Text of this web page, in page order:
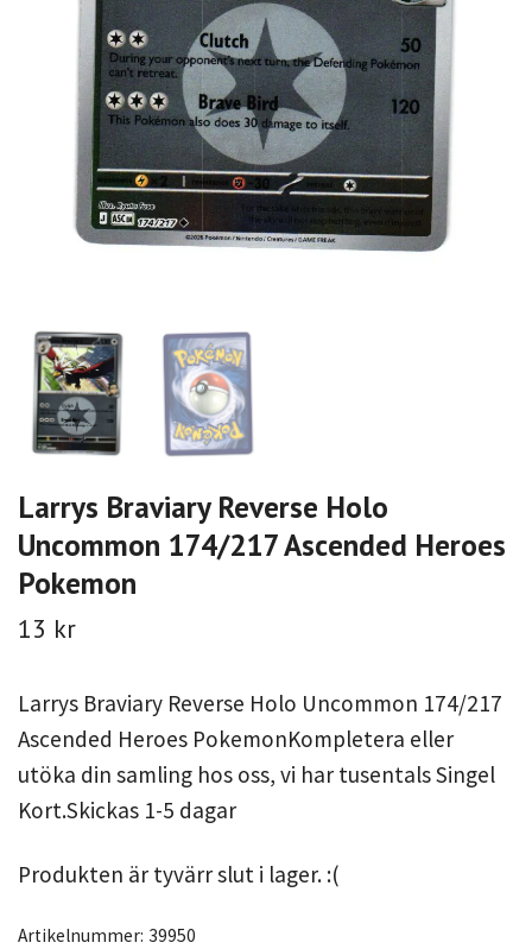
Larrys Braviary Reverse Holo
Uncommon 174/217 Ascended Heroes
Pokemon
13 kr
Larrys Braviary Reverse Holo Uncommon 174/217
Ascended Heroes PokemonKompletera eller
utöka din samling hos oss, vi har tusentals Singel
Kort.Skickas 1-5 dagar
Produkten är tyvärr slut i lager. :(
Artikelnummer: 39950